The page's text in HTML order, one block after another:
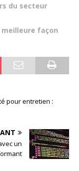
du secteur
façon
pour entretien :
un